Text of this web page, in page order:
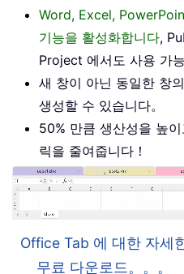
Word, Excel,
기능을 활성화합니다,
Project 에서도 사용 가능
새 창이 아닌 동일한 창
생성할 수 있습니다。
50% 만큼 생산성을 높
릭을 줄여줍니다！
Office Tab 에 대한 자세
무료 다운로드。。。